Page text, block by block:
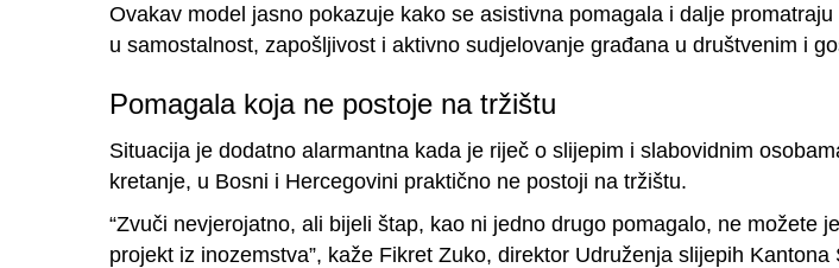
Ovakav model jasno pokazuje kako se asistivna pomagala i dalje
u samostalnost, zapošljivost i aktivno sudjelovanje građana u društvenim i
Pomagala koja ne postoje na tržištu
Situacija je dodatno alarmantna kada je riječ o slijepim i slabovidnim
kretanje, u Bosni i Hercegovini praktično ne postoji na tržištu.
“Zvuči nevjerojatno, ali bijeli štap, kao ni jedno drugo pomagalo, ne možete
projekt iz inozemstva”, kaže Fikret Zuko, direktor Udruženja slijepih